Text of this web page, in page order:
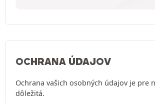
OCHRANA ÚDAJOV
Ochrana vašich osobných údajov je pre
dôležitá.